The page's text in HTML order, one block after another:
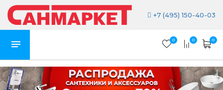
+7 (495) 150-40-03
0 0 0